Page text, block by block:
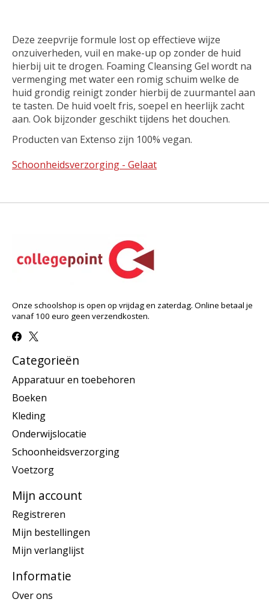
Deze zeepvrije formule lost op effectieve wijze
onzuiverheden, vuil en make-up op zonder de huid
hierbij uit te drogen. Foaming Cleansing Gel wordt na
vermenging met water een romig schuim welke de
huid grondig reinigt zonder hierbij de zuurmantel aan
te tasten. De huid voelt fris, soepel en heerlijk zacht
aan. Ook bijzonder geschikt tijdens het douchen.
Producten van Extenso zijn 100% vegan.
Schoonheidsverzorging - Gelaat
Onze schoolshop is open op vrijdag en zaterdag. Online betaal je
vanaf 100 euro geen verzendkosten.
Categorieën
Apparatuur en toebehoren
Boeken
Kleding
Onderwijslocatie
Schoonheidsverzorging
Voetzorg
Mijn account
Registreren
Mijn bestellingen
Mijn verlanglijst
Informatie
Over ons